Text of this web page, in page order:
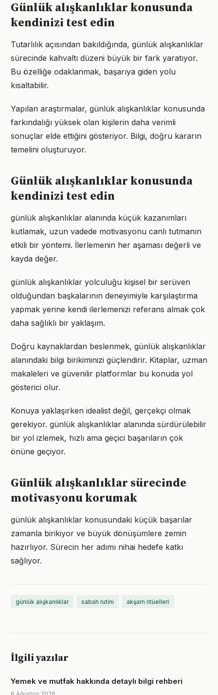
Günlük alışkanlıklar konusunda
kendinizi test edin
Tutarlılık açısından bakıldığında, günlük alışkanlıklar
sürecinde kahvaltı düzeni büyük bir fark yaratıyor.
Bu özelliğe odaklanmak, başarıya giden yolu
kısaltabilir.
Yapılan araştırmalar, günlük alışkanlıklar konusunda
farkındalığı yüksek olan kişilerin daha verimli
sonuçlar elde ettiğini gösteriyor. Bilgi, doğru kararın
temelini oluşturuyor.
Günlük alışkanlıklar konusunda
kendinizi test edin
günlük alışkanlıklar alanında küçük kazanımları
kutlamak, uzun vadede motivasyonu canlı tutmanın
etkili bir yöntemi. İlerlemenin her aşaması değerli ve
kayda değer.
günlük alışkanlıklar yolculuğu kişisel bir serüven
olduğundan başkalarının deneyimiyle karşılaştırma
yapmak yerine kendi ilerlemenizi referans almak çok
daha sağlıklı bir yaklaşım.
Doğru kaynaklardan beslenmek, günlük alışkanlıklar
alanındaki bilgi birikiminizi güçlendirir. Kitaplar, uzman
makaleleri ve güvenilir platformlar bu konuda yol
gösterici olur.
Konuya yaklaşırken idealist değil, gerçekçi olmak
gerekiyor. günlük alışkanlıklar alanında sürdürülebilir
bir yol izlemek, hızlı ama geçici başarıların çok
önüne geçiyor.
Günlük alışkanlıklar sürecinde
motivasyonu korumak
günlük alışkanlıklar konusundaki küçük başarılar
zamanla birikiyor ve büyük dönüşümlere zemin
hazırlıyor. Sürecin her adımı nihai hedefe katkı
sağlıyor.
günlük alışkanlıklar sabah rutini akşam ritüelleri
İlgili yazılar
Yemek ve mutfak hakkında detaylı bilgi rehberi